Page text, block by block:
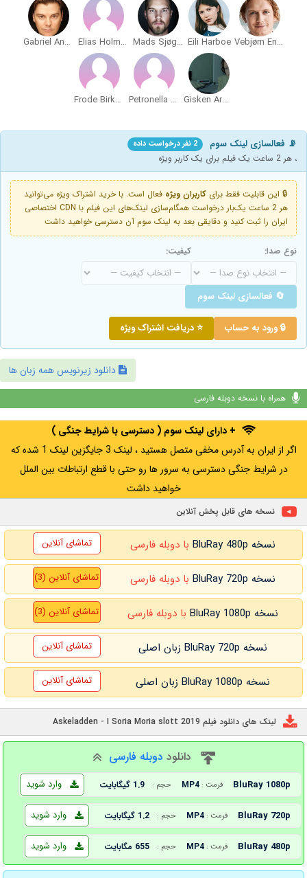
Vebjørn Enger
Eili Harboe
Mads Sjøgård Pettersen
Elias Holmen Sørensen
Gabriel Andrews
Gisken Armand
Petronella Barker
Frode Birkeland
📡 فعالسازی لینک سوم 2 نفر درخواست داده
، هر 2 ساعت یک فیلم برای یک کاربر ویژه
🔒 این قابلیت فقط برای کاربران ویژه فعال است. با خرید اشتراک ویژه می‌توانید
هر 2 ساعت یک‌بار درخواست همگام‌سازی لینک‌های این فیلم با CDN اختصاصی
ایران را ثبت کنید و دقایقی بعد به لینک سوم آن دسترسی خواهید داشت
نوع صدا: کیفیت:
🔄 فعالسازی لینک سوم
🔒 ورود به حساب ⭐ دریافت اشتراک ویژه
دانلود زیرنویس همه زبان ها
همراه با نسخه دوبله فارسی
+ دارای لینک سوم ( دسترسی با شرایط جنگی )
اگر از ایران به آدرس مخفی متصل هستید ، لینک 3 جایگزین لینک 1 شده که
در شرایط جنگی دسترسی به سرور ها رو حتی با قطع ارتباطات بین الملل
خواهید داشت
نسخه های قابل پخش آنلاین
نسخه BluRay 480p با دوبله فارسی تماشای آنلاین
نسخه BluRay 720p با دوبله فارسی تماشای آنلاین (3)
نسخه BluRay 1080p با دوبله فارسی تماشای آنلاین (3)
نسخه BluRay 720p زبان اصلی تماشای آنلاین
نسخه BluRay 1080p زبان اصلی تماشای آنلاین
لینک های دانلود فیلم Askeladden - I Soria Moria slott 2019
دانلود دوبله فارسی
BluRay 1080p فرمت : MP4 حجم : 1.9 گیگابایت وارد شوید
BluRay 720p فرمت : MP4 حجم : 1.2 گیگابایت وارد شوید
BluRay 480p فرمت : MP4 حجم : 655 مگابایت وارد شوید